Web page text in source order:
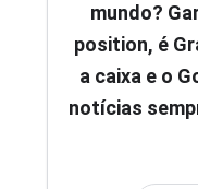
mundo?
position, é
a caixa e o
notícias